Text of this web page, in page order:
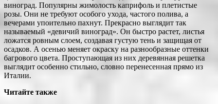
виноград. Популярны жимолость каприфоль и плетистые
розы. Они не требуют особого ухода, частого полива, а
вечерами упоительно пахнут. Прекрасно выглядит так
называемый «девичий виноград». Он быстро растет, листья
ложатся ровным слоем, создавая густую тень и защищая от
осадков. А осенью меняет окраску на разнообразные оттенки
багрового цвета. Проступающая из них деревянная решетка
выглядит особенно стильно, словно перенесенная прямо из
Италии.
Читайте также